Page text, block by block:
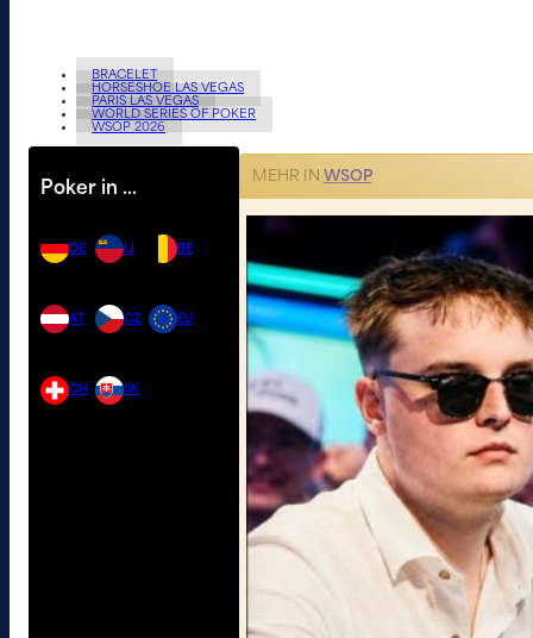
BRACELET
HORSESHOE LAS VEGAS
PARIS LAS VEGAS
WORLD SERIES OF POKER
WSOP 2026
Poker in …
DE
AT
CH
LI
CZ
SK
BE
EU
MEHR IN WSOP